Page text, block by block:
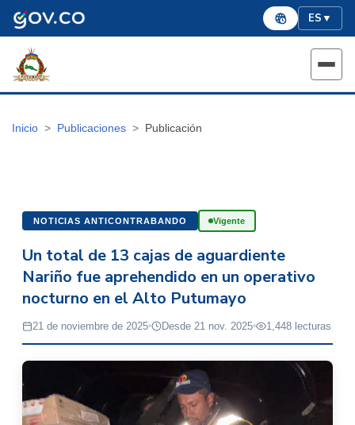
ES▼
Inicio Publicaciones Publicación
NOTICIAS ANTICONTRABANDO Vigente
Un total de 13 cajas de aguardiente
Nariño fue aprehendido en un operativo
nocturno en el Alto Putumayo
21 de noviembre de 2025 Desde 21 nov. 2025 1,448 lecturas